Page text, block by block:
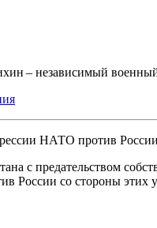
– независимый
НАТО против
с предательством
России со стороны